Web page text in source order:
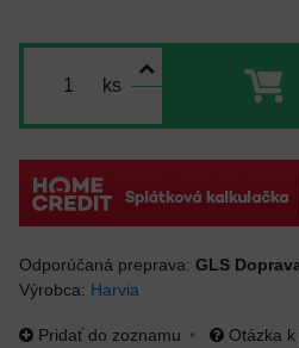
ks
GLS
Výrobca: Harvia
Pridať do zoznamu Otázka